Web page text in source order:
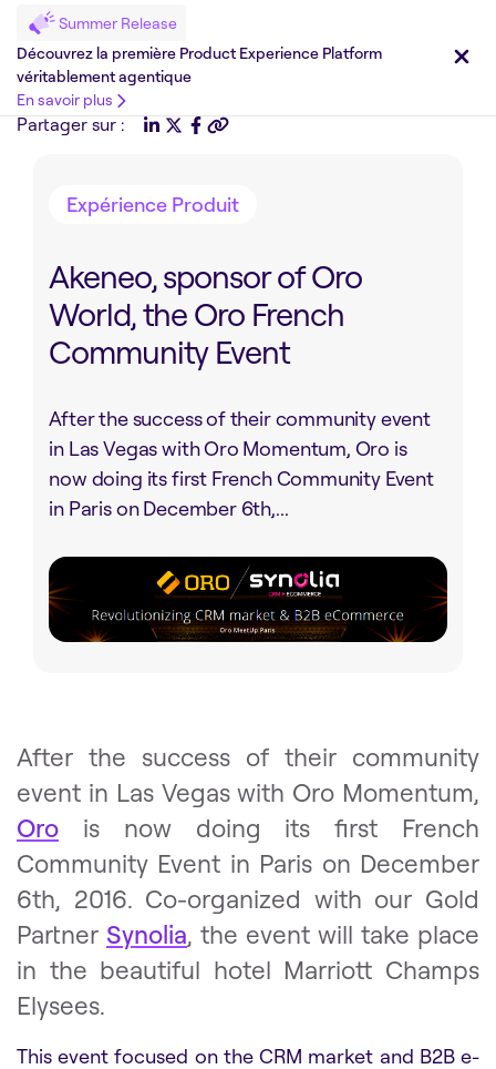
Summer Release
Découvrez la première Product Experience Platform
véritablement agentique
En savoir plus
Partager sur :
Expérience Produit
Akeneo, sponsor of Oro
World, the Oro French
Community Event
After the success of their community event
in Las Vegas with Oro Momentum, Oro is
now doing its first French Community Event
in Paris on December 6th,...
After the success of their community
event in Las Vegas with Oro Momentum,
Oro is now doing its first French
Community Event in Paris on December
6th, 2016. Co-organized with our Gold
Partner Synolia, the event will take place
in the beautiful hotel Marriott Champs
Elysees.
This event focused on the CRM market and B2B e-